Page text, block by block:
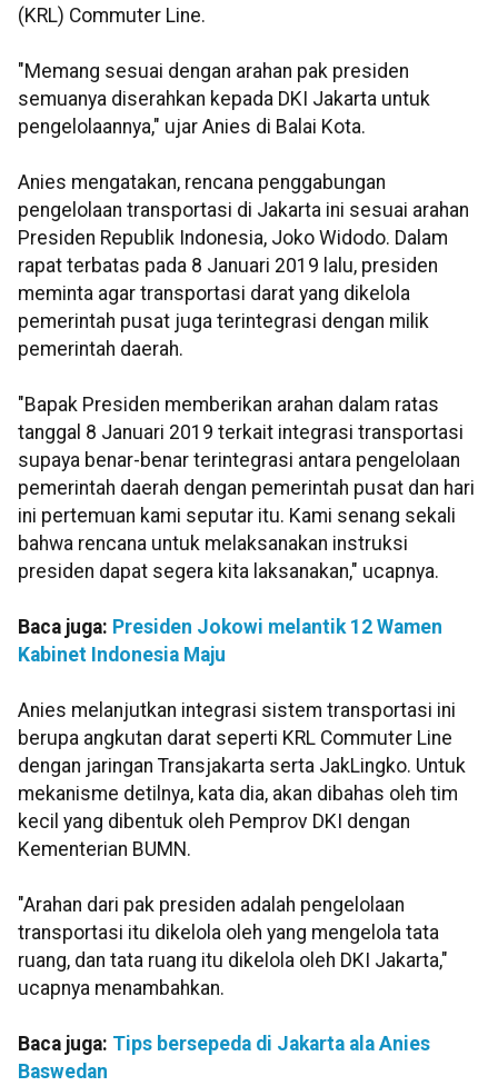
(KRL) Commuter Line.
"Memang sesuai dengan arahan pak presiden
semuanya diserahkan kepada DKI Jakarta untuk
pengelolaannya," ujar Anies di Balai Kota.
Anies mengatakan, rencana penggabungan
pengelolaan transportasi di Jakarta ini sesuai arahan
Presiden Republik Indonesia, Joko Widodo. Dalam
rapat terbatas pada 8 Januari 2019 lalu, presiden
meminta agar transportasi darat yang dikelola
pemerintah pusat juga terintegrasi dengan milik
pemerintah daerah.
"Bapak Presiden memberikan arahan dalam ratas
tanggal 8 Januari 2019 terkait integrasi transportasi
supaya benar-benar terintegrasi antara pengelolaan
pemerintah daerah dengan pemerintah pusat dan hari
ini pertemuan kami seputar itu. Kami senang sekali
bahwa rencana untuk melaksanakan instruksi
presiden dapat segera kita laksanakan," ucapnya.
Baca juga: Presiden Jokowi melantik 12 Wamen
Kabinet Indonesia Maju
Anies melanjutkan integrasi sistem transportasi ini
berupa angkutan darat seperti KRL Commuter Line
dengan jaringan Transjakarta serta JakLingko. Untuk
mekanisme detilnya, kata dia, akan dibahas oleh tim
kecil yang dibentuk oleh Pemprov DKI dengan
Kementerian BUMN.
"Arahan dari pak presiden adalah pengelolaan
transportasi itu dikelola oleh yang mengelola tata
ruang, dan tata ruang itu dikelola oleh DKI Jakarta,"
ucapnya menambahkan.
Baca juga: Tips bersepeda di Jakarta ala Anies
Baswedan